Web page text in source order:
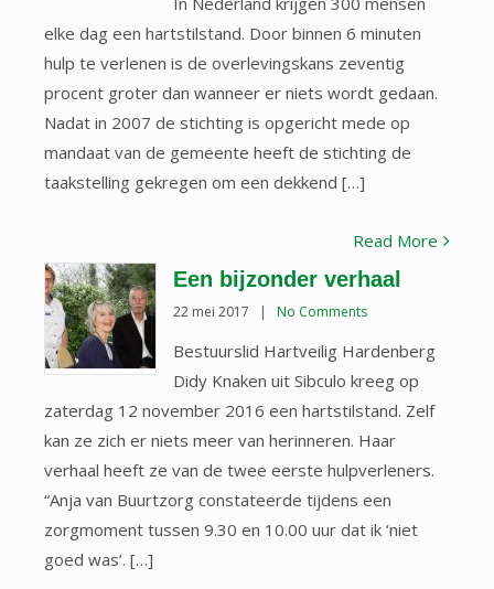
elke dag een hartstilstand. Door binnen 6 minuten
hulp te verlenen is de overlevingskans zeventig
procent groter dan wanneer er niets wordt gedaan.
Nadat in 2007 de stichting is opgericht mede op
mandaat van de gemeente heeft de stichting de
taakstelling gekregen om een dekkend […]
Read More
Een bijzonder verhaal
22 mei 2017 | No Comments
Bestuurslid Hartveilig Hardenberg
Didy Knaken uit Sibculo kreeg op
zaterdag 12 november 2016 een hartstilstand. Zelf
kan ze zich er niets meer van herinneren. Haar
verhaal heeft ze van de twee eerste hulpverleners.
“Anja van Buurtzorg constateerde tijdens een
zorgmoment tussen 9.30 en 10.00 uur dat ik ‘niet
goed was’. […]